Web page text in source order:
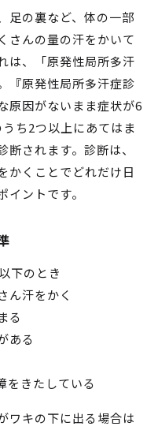
足の裏など、体の一部
さんの量の汗をかいて
は、「原発性局所多汗
『原発性局所多汗症診
原因がないまま症状が6
ち2つ以上にあてはま
されます。診断は、
かくことでどれだけ日
ントです。
下のとき
ん汗をかく
る
ある
をきたしている
ワキの下に出る場合は